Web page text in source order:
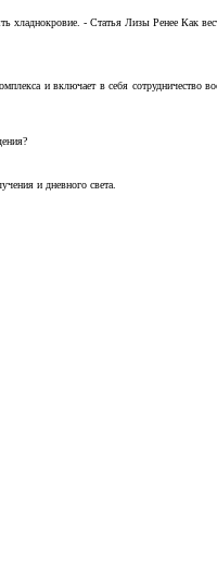
хладнокровие. - Статья Лизы Ренее Как
и включает в себя
и дневного света.